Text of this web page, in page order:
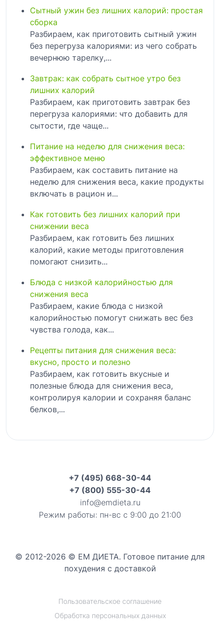
Сытный ужин без лишних калорий: простая
сборка
Разбираем, как приготовить сытный ужин
без перегруза калориями: из чего собрать
вечернюю тарелку,...
Завтрак: как собрать сытное утро без
лишних калорий
Разбираем, как приготовить завтрак без
перегруза калориями: что добавить для
сытости, где чаще...
Питание на неделю для снижения веса:
эффективное меню
Разбираем, как составить питание на
неделю для снижения веса, какие продукты
включать в рацион и...
Как готовить без лишних калорий при
снижении веса
Разбираем, как готовить без лишних
калорий, какие методы приготовления
помогают снизить...
Блюда с низкой калорийностью для
снижения веса
Разбираем, какие блюда с низкой
калорийностью помогут снижать вес без
чувства голода, как...
Рецепты питания для снижения веса:
вкусно, просто и полезно
Разбираем, как готовить вкусные и
полезные блюда для снижения веса,
контролируя калории и сохраняя баланс
белков,...
+7 (495) 668-30-44
+7 (800) 555-30-44
info@emdieta.ru
Режим работы: пн-вс с 9:00 до 21:00
© 2012-2026 © ЕМ ДИЕТА. Готовое питание для
похудения с доставкой
Пользовательское соглашение
Обработка персональных данных